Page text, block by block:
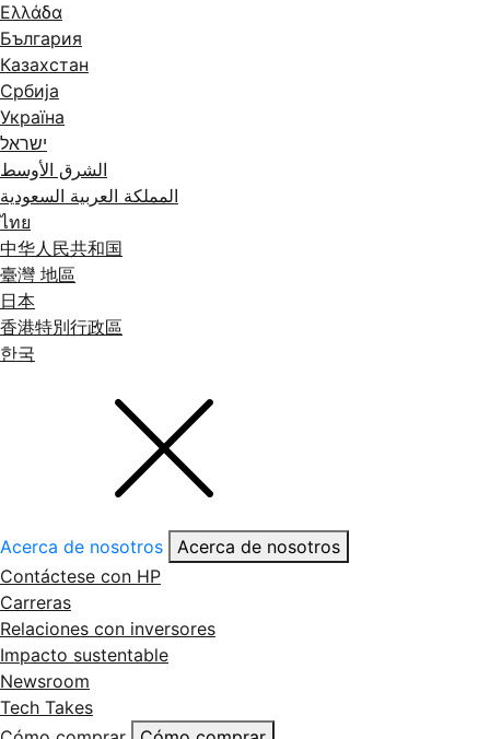
Ελλάδα
България
Казахстан
Србија
Україна
ישראל
الشرق الأوسط
المملكة العربية السعودية
ไทย
中华人民共和国
臺灣 地區
日本
香港特別行政區
한국
Acerca de nosotros
Acerca de nosotros
Contáctese con HP
Carreras
Relaciones con inversores
Impacto sustentable
Newsroom
Tech Takes